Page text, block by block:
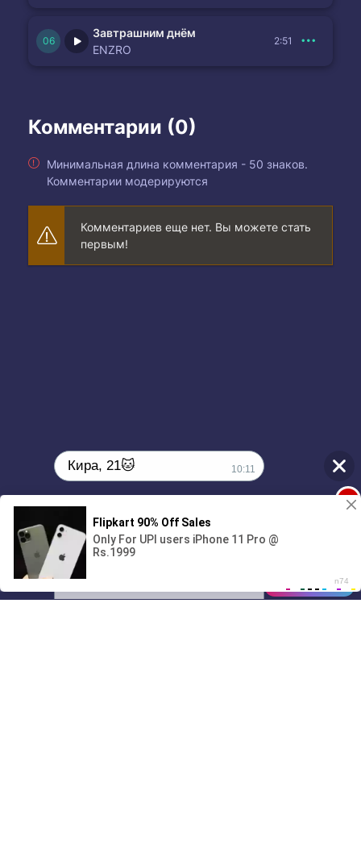
Завтрашним днём
ENZRO
2:51
Комментарии (0)
Минимальная длина комментария - 50 знаков.
Комментарии модерируются
Комментариев еще нет. Вы можете стать
первым!
01/07
00:00
Кира, 21🐱 10:11
Поиграешь со мной? 💖🐾
1